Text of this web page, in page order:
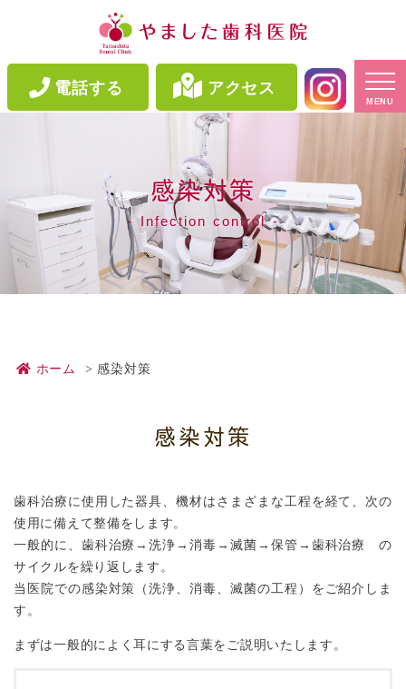
電話する アクセス
MENU
感染対策
Infection control
ホーム 感染対策
感染対策
歯科治療に使用した器具、機材はさまざまな工程を経て、次の
使用に備えて整備をします。
一般的に、歯科治療→洗浄→消毒→滅菌→保管→歯科治療 の
サイクルを繰り返します。
当医院での感染対策（洗浄、消毒、滅菌の工程）をご紹介しま
す。
まずは一般的によく耳にする言葉をご説明いたします。